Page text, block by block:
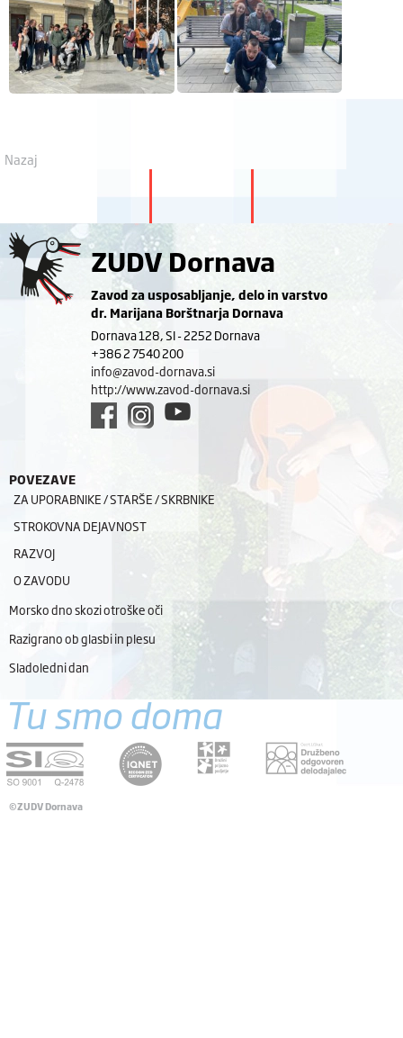
Nazaj
ZUDV Dornava
Zavod za usposabljanje, delo in varstvo
dr. Marijana Borštnarja Dornava
Dornava 128, SI - 2252 Dornava
+386 2 7540 200
info@zavod-dornava.si
http://www.zavod-dornava.si
POVEZAVE
ZA UPORABNIKE / STARŠE / SKRBNIKE
STROKOVNA DEJAVNOST
RAZVOJ
O ZAVODU
Morsko dno skozi otroške oči
Razigrano ob glasbi in plesu
Sladoledni dan
Tu smo doma
©ZUDV Dornava